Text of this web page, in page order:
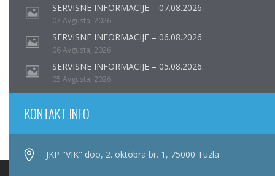
SERVISNE INFORMACIJE – 07.08.2026.
07 Avgusta, 2026
SERVISNE INFORMACIJE – 06.08.2026.
06 Avgusta, 2026
SERVISNE INFORMACIJE – 05.08.2026.
05 Avgusta, 2026
KONTAKT INFO
JKP "VIK" doo, 2. oktobra br. 1, 75000 Tuzla